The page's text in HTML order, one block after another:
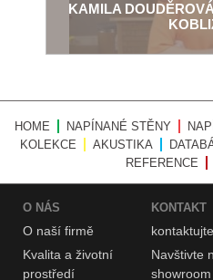
KAMILA
HOME NAPÍNANÉ STĚNY
KOLEKCE
AKUSTIKA
REFERENCE
O NÁS
O naší firmě
Kvalita a životní
prostředí
KONTAKT
Navštivte
showroom